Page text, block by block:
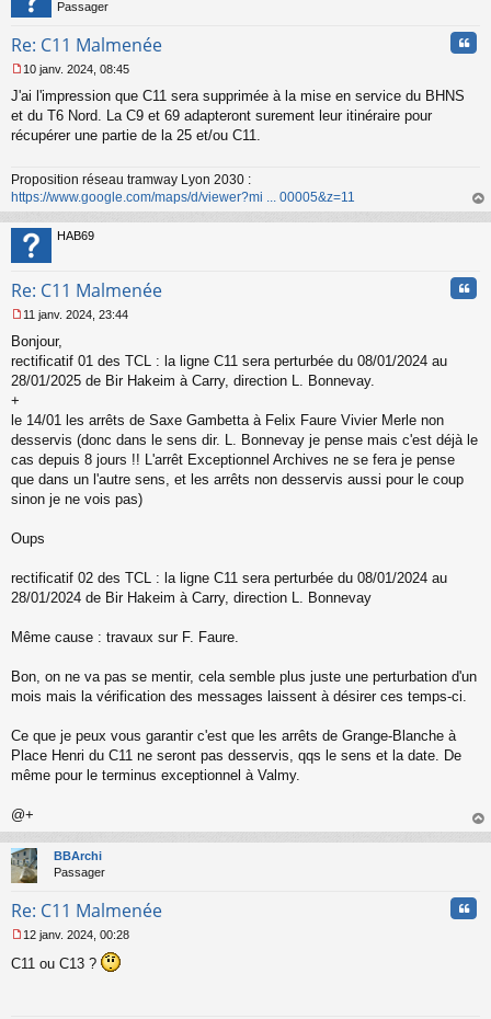
u
Passager
Re: C11 Malmenée
e
s
s
e
n
o
n
l
u
10 janv. 2024, 08:45
J'ai l'impression que C11 sera supprimée à la mise en service du BHNS
et du T6 Nord. La C9 et 69 adapteront surement leur itinéraire pour
récupérer une partie de la 25 et/ou C11.
Proposition réseau tramway Lyon 2030 :
https://www.google.com/maps/d/viewer?mi ... 00005&z=11
au
HAB69
Re: C11 Malmenée
e
s
s
e
n
o
n
u
11 janv. 2024, 23:44
Bonjour,
rectificatif 01 des TCL : la ligne C11 sera perturbée du 08/01/2024 au
28/01/2025 de Bir Hakeim à Carry, direction L. Bonnevay.
+
le 14/01 les arrêts de Saxe Gambetta à Felix Faure Vivier Merle non
desservis (donc dans le sens dir. L. Bonnevay je pense mais c'est déjà le
cas depuis 8 jours !! L'arrêt Exceptionnel Archives ne se fera je pense
que dans un l'autre sens, et les arrêts non desservis aussi pour le coup
sinon je ne vois pas)
Oups
rectificatif 02 des TCL : la ligne C11 sera perturbée du 08/01/2024 au
28/01/2024 de Bir Hakeim à Carry, direction L. Bonnevay
Même cause : travaux sur F. Faure.
Bon, on ne va pas se mentir, cela semble plus juste une perturbation d'un
mois mais la vérification des messages laissent à désirer ces temps-ci.
Ce que je peux vous garantir c'est que les arrêts de Grange-Blanche à
Place Henri du C11 ne seront pas desservis, qqs le sens et la date. De
même pour le terminus exceptionnel à Valmy.
@+
au
BBArchi
Passager
Re: C11 Malmenée
e
12 janv. 2024, 00:28
C11 ou C13 ?